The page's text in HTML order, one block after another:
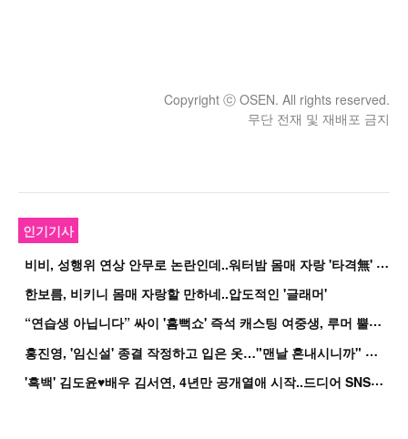
Copyright ⓒ OSEN. All rights reserved.
무단 전재 및 재배포 금지
인기기사
비
비, 성행위 연상 안무로 논란인데..워터밤 몸매 자랑 '타격無' 근황
한보름, 비키니 몸매 자랑할 만하네..압도적인 '글래머'
“
연습생 아닙니다” 싸이 '흠뻑쇼' 즉석 캐스팅 여중생, 루머 뿔났다[Oh!쎈 이...
홍
진영, '임신설' 종결 작정하고 입은 옷…"맨날 혼내시니까" 억울
'
흑백' 김도윤♥배우 김서연, 4년만 공개열애 시작..드디어 SNS에 노출 [핫피...